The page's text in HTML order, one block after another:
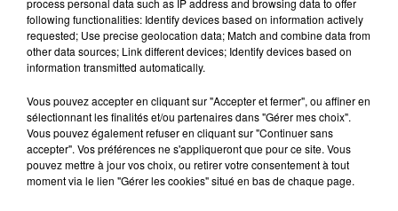
COMBRÉE. AGRESSIONS SEXUELLES À L'ANCIEN COLLÈGE : UN
HOMME ENTENDU...
process personal data such as IP address and browsing data to offer
following functionalities: Identify devices based on information actively
requested; Use precise geolocation data; Match and combine data from
other data sources; Link different devices; Identify devices based on
information transmitted automatically.
Vous pouvez accepter en cliquant sur "Accepter et fermer", ou affiner en
sélectionnant les finalités et/ou partenaires dans "Gérer mes choix".
Vous pouvez également refuser en cliquant sur "Continuer sans
accepter". Vos préférences ne s'appliqueront que pour ce site. Vous
pouvez mettre à jour vos choix, ou retirer votre consentement à tout
moment via le lien "Gérer les cookies" situé en bas de chaque page.